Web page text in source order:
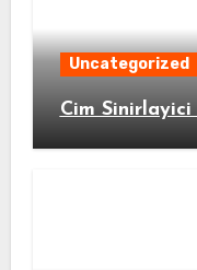
Uncategorized
Cim